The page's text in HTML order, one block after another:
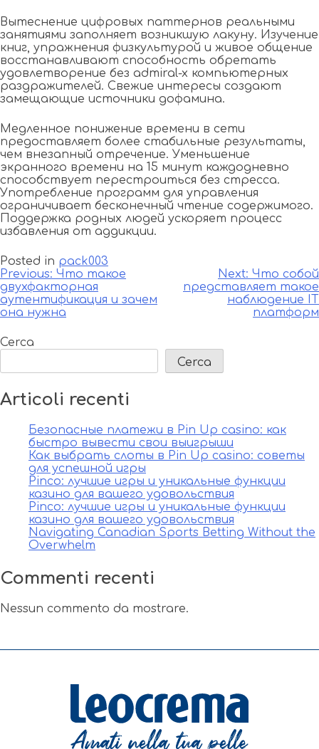
Вытеснение цифровых паттернов реальными
занятиями заполняет возникшую лакуну. Изучение
книг, упражнения физкультурой и живое общение
восстанавливают способность обретать
удовлетворение без admiral-x компьютерных
раздражителей. Свежие интересы создают
замещающие источники дофамина.
Медленное понижение времени в сети
предоставляет более стабильные результаты,
чем внезапный отречение. Уменьшение
экранного времени на 15 минут каждодневно
способствует перестроиться без стресса.
Употребление программ для управления
ограничивает бесконечный чтение содержимого.
Поддержка родных людей ускоряет процесс
избавления от аддикции.
Posted in pack003
Navigazione
articoli
Previous: Что такое
двухфакторная
аутентификация и зачем
она нужна
Next: Что собой
представляет такое
наблюдение IT
платформ
Cerca
Cerca
Articoli recenti
Безопасные платежи в Pin Up casino: как
быстро вывести свои выигрыши
Как выбрать слоты в Pin Up casino: советы
для успешной игры
Pinco: лучшие игры и уникальные функции
казино для вашего удовольствия
Pinco: лучшие игры и уникальные функции
казино для вашего удовольствия
Navigating Canadian Sports Betting Without the
Overwhelm
Commenti recenti
Nessun commento da mostrare.